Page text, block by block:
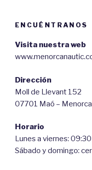
ENCUÉNTRANOS
Visita nuestra web
Dirección
Moll de Llevant 152
07701 Maó – Menorca
Horario
Lunes a viernes:
Sábado y domingo: